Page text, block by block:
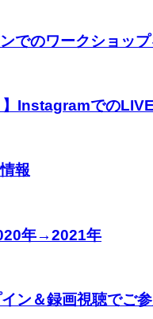
でのワークショッ
】Instagramでの
報
年→2021年
イン＆録画視聴でご